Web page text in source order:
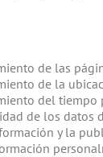
de las
de la
del tiempo
de los datos
y la